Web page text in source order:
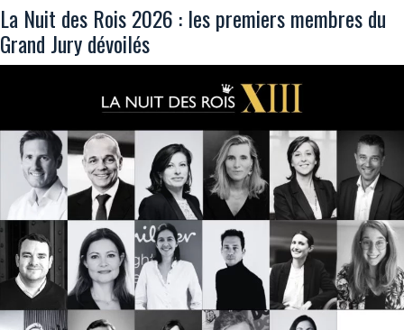
La Nuit des Rois 2026 : les premiers membres du
Grand Jury dévoilés